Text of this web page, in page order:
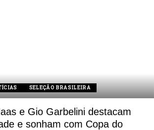
SELEÇÃO BRASILEIRA
e Gio Garbelini destacam
e sonham com Copa do